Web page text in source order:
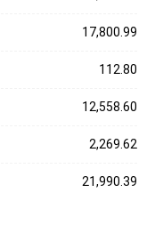
17,800.99
112.80
12,558.60
2,269.62
21,990.39